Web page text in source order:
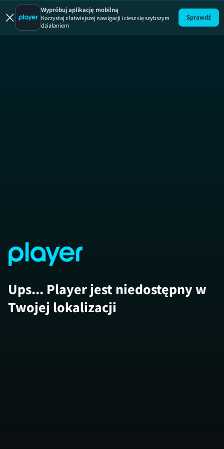
Behawiorysta
Wypróbuj aplikację mobilną
Korzystaj z łatwiejszej nawigacji i ciesz się szybszym
działaniem
Sprawdź
Ups... Player jest niedostępny w
Twojej lokalizacji